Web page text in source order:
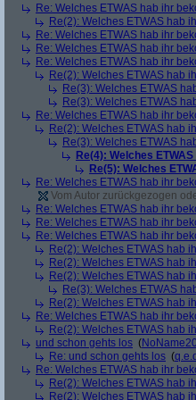
Re: Welches ETWAS hab ihr
Re(2): Welches ETWAS hab
Re: Welches ETWAS hab ihr
Re: Welches ETWAS hab ihr
Re: Welches ETWAS hab ihr
Re(2): Welches ETWAS hab
Re(3): Welches ETWAS
Re(3): Welches ETWAS
Re: Welches ETWAS hab ihr
Re(2): Welches ETWAS hab
Re(3): Welches ETWAS
Re(4): Welches
Re(5): Welches
Re: Welches ETWAS hab ihr
Vom Autor zurückgezogen
Re: Welches ETWAS hab ihr
Re: Welches ETWAS hab ihr
Re: Welches ETWAS hab ihr
Re(2): Welches ETWAS hab
Re(2): Welches ETWAS hab
Re(2): Welches ETWAS hab
Re(3): Welches ETWAS
Re(2): Welches ETWAS hab
Re: Welches ETWAS hab ihr
Re(2): Welches ETWAS hab
und schon gehts los (
Re: und schon gehts los (
Re: Welches ETWAS hab ihr
Re(2): Welches ETWAS hab
Re(2): Welches ETWAS hab